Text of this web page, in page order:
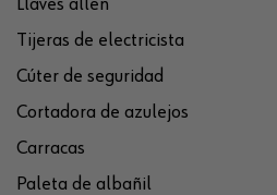
Llaves allen
Tijeras de electricista
Cúter de seguridad
Cortadora de azulejos
Carracas
Paleta de albañil